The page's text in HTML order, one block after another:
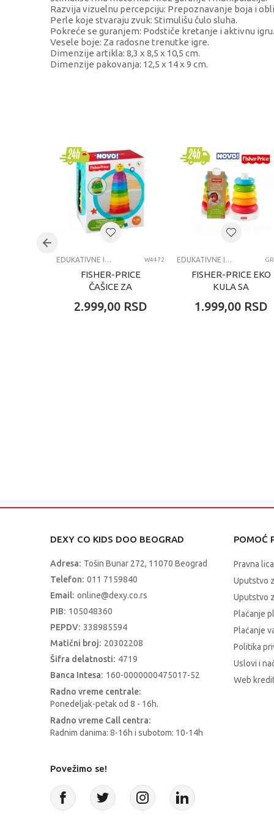
Razvija vizuelnu percepciju: Prepoznavanje boja i
Perle koje stvaraju zvuk: Stimulišu čulo sluha.
Pokreće se guranjem: Podstiče kretanje i aktivnu igru.
Vesele boje: Za radosne trenutke igre.
Dimenzije artikla: 8,3 x 8,5 x 10,5 cm.
Dimenzije pakovanja: 12,5 x 14 x 9 cm.
Pol
Uzrast
Kategorija
EDUKATIVNE IGRAČKE ZA BEBE W4472
FISHER-PRICE
ČAŠICE ZA
KOTRLJANJE
2.999,00 RSD
EDUKATIVNE IGRAČKE ZA BEBE
FISHER-PRICE EKO
KULA SA
1.999,00 RSD
DEXY CO KIDS DOO BEOGRAD
Adresa: Tošin Bunar 272, 11070 Beograd
Telefon: 011 7159840
Email: online@dexy.co.rs
PIB: 105048360
PEPDV: 338985594
Matični broj: 20302208
Šifra delatnosti: 4719
Banca Intesa: 160-0000000475017-52
Radno vreme centrale:
Ponedeljak-petak od 8 - 16h.
Radno vreme Call centra:
Radnim danima: 8-16h i subotom: 10-14h
POMOĆ
Pravna lica
Uputstvo
Uputstvo
Plaćanje
Plaćanje
Politika
Uslovi i
Web
Povežimo se!